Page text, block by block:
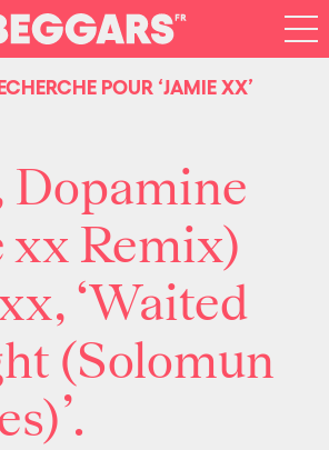
POUR ‘JAMIE XX’
Dopamine
xx Remix)
‘Waited
(Solomun